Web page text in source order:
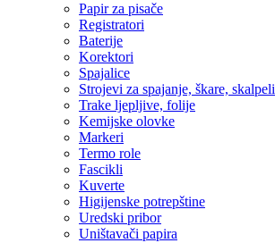
Papir za pisače
Registratori
Baterije
Korektori
Spajalice
Strojevi za spajanje, škare, skalpeli
Trake ljepljive, folije
Kemijske olovke
Markeri
Termo role
Fascikli
Kuverte
Higijenske potrepštine
Uredski pribor
Uništavači papira